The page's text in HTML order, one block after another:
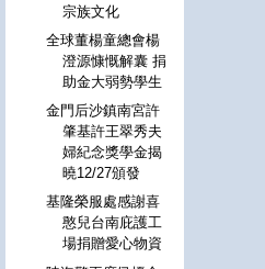
宗族文化
全球董楊童總會楊
澄源慷慨解囊 捐
助金大弱勢學生
金門后沙鎮南宮許
肇基許王翠秀夫
婦紀念獎學金揭
曉12/27頒發
基隆榮服處感謝喜
憨兒台南庇護工
場捐贈愛心物資